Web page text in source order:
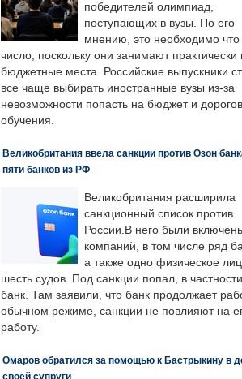
победителей олимпиад,
поступающих в вузы. По его
мнению, это необходимо что
число, поскольку они занимают практически
бюджетные места. Российские выпускники
все чаще выбирать иностранные вузы из-за
невозможности попасть на бюджет и
обучения.
Великобритания ввела санкции против Озон
пяти банков из РФ
Великобритания расширила
санкционный список против
России.В него были
компаний, в том числе ряд
а также одно физическое
шесть судов. Под санкции попал, в
банк. Там заявили, что банк продолжает
обычном режиме, санкции не повлияют на
работу.
Омаров обратился за помощью к Бастрыкину в
своей супруги